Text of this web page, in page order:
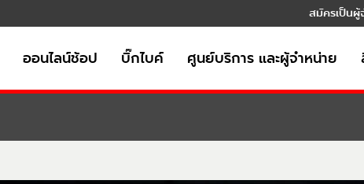
สมัครเป็นผู้
ออนไลน์ช้อป บิ๊กไบค์ ศูนย์บริการ และผู้จำหน่าย